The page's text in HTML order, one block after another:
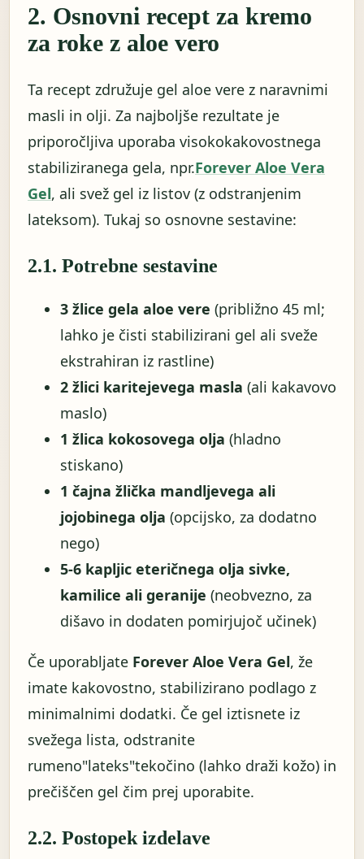
2. Osnovni recept za kremo
za roke z aloe vero
Ta recept združuje gel aloe vere z naravnimi
masli in olji. Za najboljše rezultate je
priporočljiva uporaba visokokakovostnega
stabiliziranega gela, npr.Forever Aloe Vera
Gel, ali svež gel iz listov (z odstranjenim
lateksom). Tukaj so osnovne sestavine:
2.1. Potrebne sestavine
3 žlice gela aloe vere (približno 45 ml;
lahko je čisti stabilizirani gel ali sveže
ekstrahiran iz rastline)
2 žlici karitejevega masla (ali kakavovo
maslo)
1 žlica kokosovega olja (hladno
stiskano)
1 čajna žlička mandljevega ali
jojobinega olja (opcijsko, za dodatno
nego)
5-6 kapljic eteričnega olja sivke,
kamilice ali geranije (neobvezno, za
dišavo in dodaten pomirjujoč učinek)
Če uporabljate Forever Aloe Vera Gel, že
imate kakovostno, stabilizirano podlago z
minimalnimi dodatki. Če gel iztisnete iz
svežega lista, odstranite
rumeno"lateks"tekočino (lahko draži kožo) in
prečiščen gel čim prej uporabite.
2.2. Postopek izdelave